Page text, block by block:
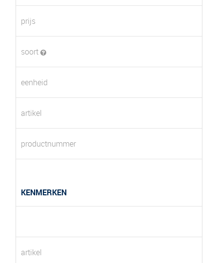
prijs
soort
eenheid
artikel
productnummer
KENMERKEN
artikel